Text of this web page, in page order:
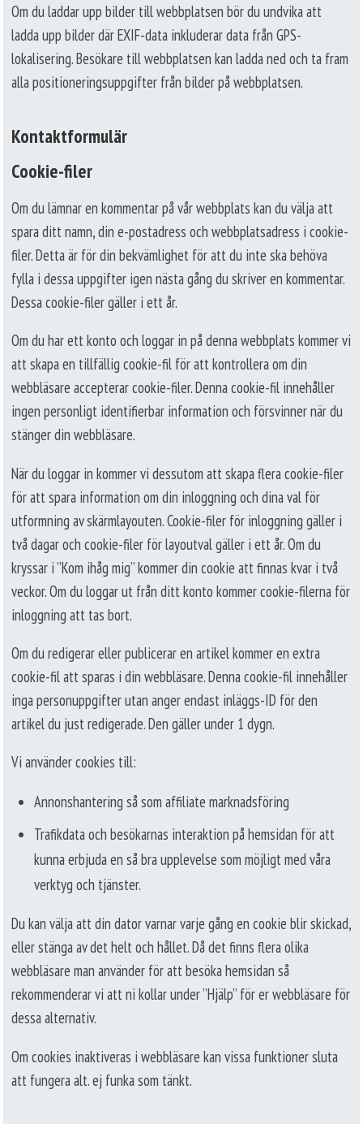
Om du laddar upp bilder till webbplatsen bör du undvika att
ladda upp bilder där EXIF-data inkluderar data från GPS-
lokalisering. Besökare till webbplatsen kan ladda ned och ta fram
alla positioneringsuppgifter från bilder på webbplatsen.
Kontaktformulär
Cookie-filer
Om du lämnar en kommentar på vår webbplats kan du välja att
spara ditt namn, din e-postadress och webbplatsadress i cookie-
filer. Detta är för din bekvämlighet för att du inte ska behöva
fylla i dessa uppgifter igen nästa gång du skriver en kommentar.
Dessa cookie-filer gäller i ett år.
Om du har ett konto och loggar in på denna webbplats kommer vi
att skapa en tillfällig cookie-fil för att kontrollera om din
webbläsare accepterar cookie-filer. Denna cookie-fil innehåller
ingen personligt identifierbar information och försvinner när du
stänger din webbläsare.
När du loggar in kommer vi dessutom att skapa flera cookie-filer
för att spara information om din inloggning och dina val för
utformning av skärmlayouten. Cookie-filer för inloggning gäller i
två dagar och cookie-filer för layoutval gäller i ett år. Om du
kryssar i ”Kom ihåg mig” kommer din cookie att finnas kvar i två
veckor. Om du loggar ut från ditt konto kommer cookie-filerna för
inloggning att tas bort.
Om du redigerar eller publicerar en artikel kommer en extra
cookie-fil att sparas i din webbläsare. Denna cookie-fil innehåller
inga personuppgifter utan anger endast inläggs-ID för den
artikel du just redigerade. Den gäller under 1 dygn.
Vi använder cookies till:
Annonshantering så som affiliate marknadsföring
Trafikdata och besökarnas interaktion på hemsidan för att
kunna erbjuda en så bra upplevelse som möjligt med våra
verktyg och tjänster.
Du kan välja att din dator varnar varje gång en cookie blir skickad,
eller stänga av det helt och hållet. Då det finns flera olika
webbläsare man använder för att besöka hemsidan så
rekommenderar vi att ni kollar under ”Hjälp” för er webbläsare för
dessa alternativ.
Om cookies inaktiveras i webbläsare kan vissa funktioner sluta
att fungera alt. ej funka som tänkt.